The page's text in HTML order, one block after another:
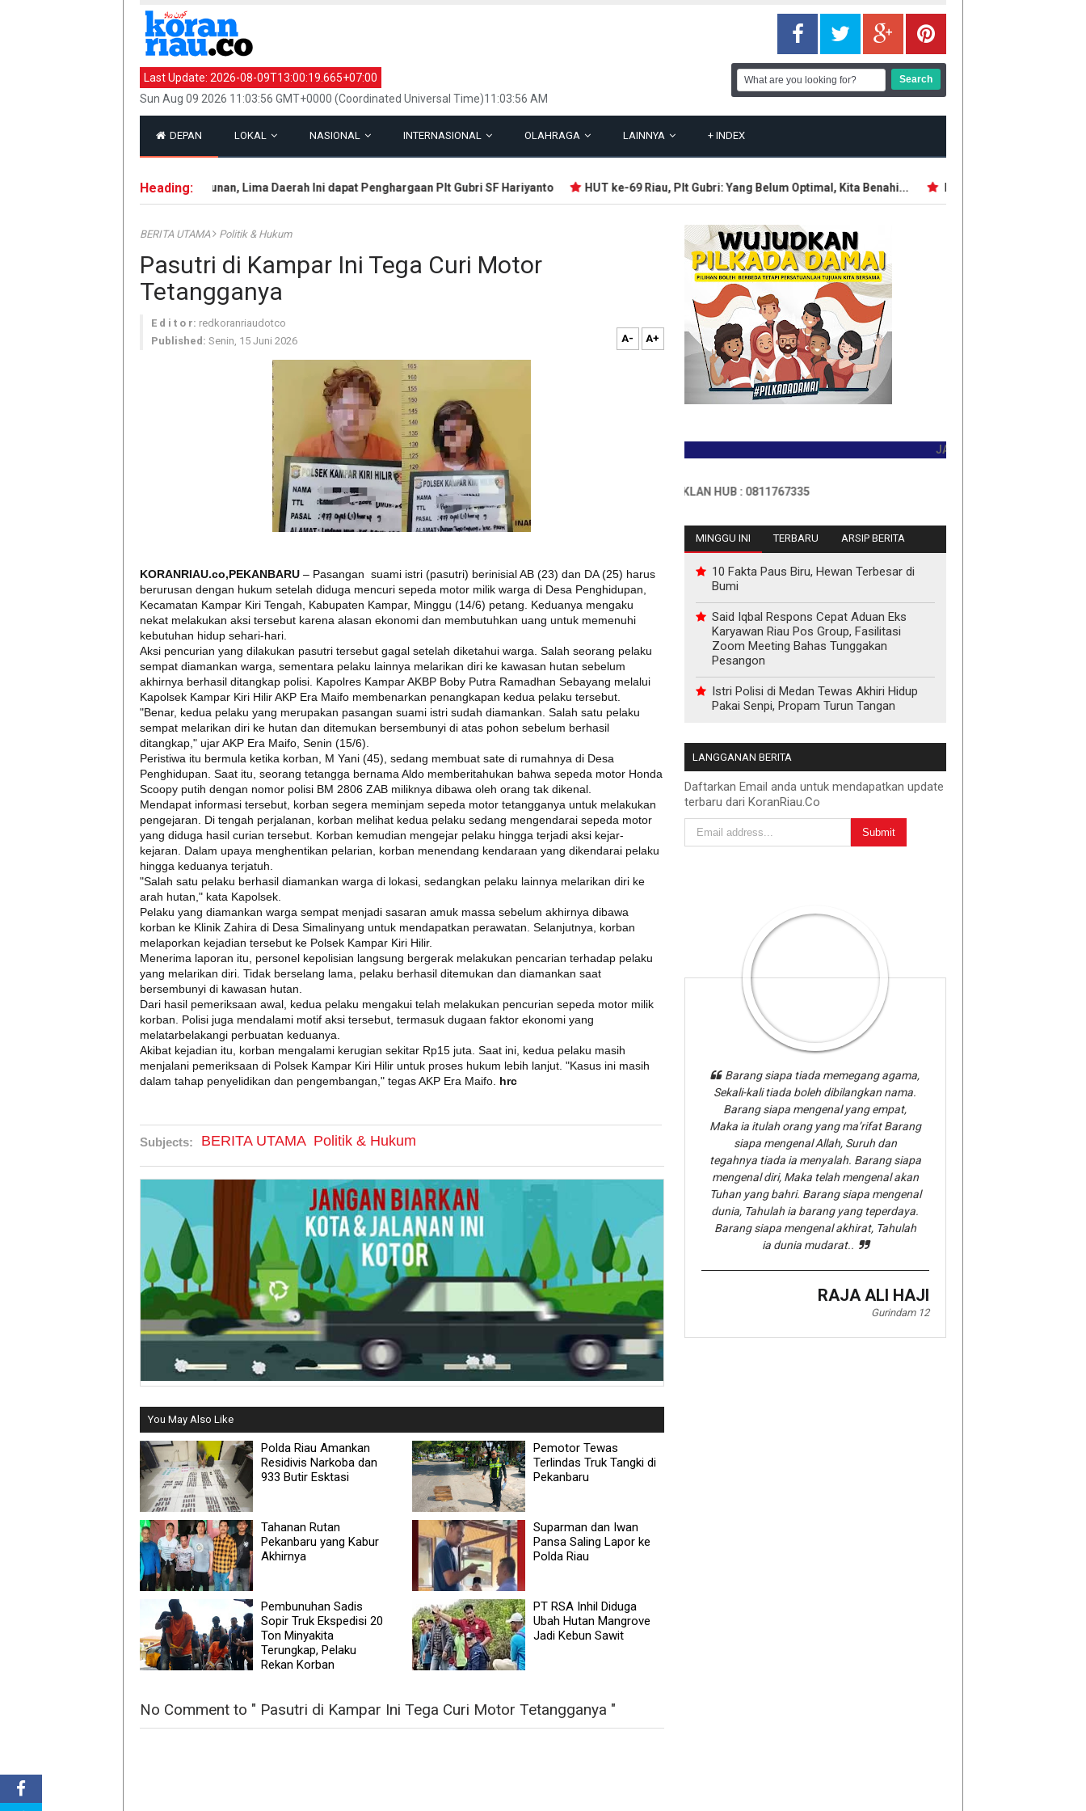
Last Update: 2026-08-09T13:00:19.665+07:00
Sun Aug 09 2026 11:03:56 GMT+0000 (Coordinated Universal Time)11:03:56 AM
DEPAN LOKAL NASIONAL INTERNASIONAL OLAHRAGA LAINNYA + INDEX
Heading:
Terbaik dalam Pembangunan, Lima Daerah Ini dapat Penghargaan Plt Gubri SF Hariyanto HUT ke-69 Riau, Plt Gubri: Yang Belum Optimal, Kita Benahi... Intelijen AS: Rusia
BERITA UTAMA Politik & Hukum
Pasutri di Kampar Ini Tega Curi Motor
Tetangganya
E d i t o r: redkoranriaudotco
Published: Senin, 15 Juni 2026 A- A+
KORANRIAU.co,PEKANBARU – Pasangan suami istri (pasutri) berinisial AB (23) dan DA (25) harus
berurusan dengan hukum setelah diduga mencuri sepeda motor milik warga di Desa Penghidupan,
Kecamatan Kampar Kiri Tengah, Kabupaten Kampar, Minggu (14/6) petang. Keduanya mengaku
nekat melakukan aksi tersebut karena alasan ekonomi dan membutuhkan uang untuk memenuhi
kebutuhan hidup sehari-hari.
Aksi pencurian yang dilakukan pasutri tersebut gagal setelah diketahui warga. Salah seorang pelaku
sempat diamankan warga, sementara pelaku lainnya melarikan diri ke kawasan hutan sebelum
akhirnya berhasil ditangkap polisi. Kapolres Kampar AKBP Boby Putra Ramadhan Sebayang melalui
Kapolsek Kampar Kiri Hilir AKP Era Maifo membenarkan penangkapan kedua pelaku tersebut.
"Benar, kedua pelaku yang merupakan pasangan suami istri sudah diamankan. Salah satu pelaku
sempat melarikan diri ke hutan dan ditemukan bersembunyi di atas pohon sebelum berhasil
ditangkap," ujar AKP Era Maifo, Senin (15/6).
Peristiwa itu bermula ketika korban, M Yani (45), sedang membuat sate di rumahnya di Desa
Penghidupan. Saat itu, seorang tetangga bernama Aldo memberitahukan bahwa sepeda motor Honda
Scoopy putih dengan nomor polisi BM 2806 ZAB miliknya dibawa oleh orang tak dikenal.
Mendapat informasi tersebut, korban segera meminjam sepeda motor tetangganya untuk melakukan
pengejaran. Di tengah perjalanan, korban melihat kedua pelaku sedang mengendarai sepeda motor
yang diduga hasil curian tersebut. Korban kemudian mengejar pelaku hingga terjadi aksi kejar-
kejaran. Dalam upaya menghentikan pelarian, korban menendang kendaraan yang dikendarai pelaku
hingga keduanya terjatuh.
"Salah satu pelaku berhasil diamankan warga di lokasi, sedangkan pelaku lainnya melarikan diri ke
arah hutan," kata Kapolsek.
Pelaku yang diamankan warga sempat menjadi sasaran amuk massa sebelum akhirnya dibawa
korban ke Klinik Zahira di Desa Simalinyang untuk mendapatkan perawatan. Selanjutnya, korban
melaporkan kejadian tersebut ke Polsek Kampar Kiri Hilir.
Menerima laporan itu, personel kepolisian langsung bergerak melakukan pencarian terhadap pelaku
yang melarikan diri. Tidak berselang lama, pelaku berhasil ditemukan dan diamankan saat
bersembunyi di kawasan hutan.
Dari hasil pemeriksaan awal, kedua pelaku mengakui telah melakukan pencurian sepeda motor milik
korban. Polisi juga mendalami motif aksi tersebut, termasuk dugaan faktor ekonomi yang
melatarbelakangi perbuatan keduanya.
Akibat kejadian itu, korban mengalami kerugian sekitar Rp15 juta. Saat ini, kedua pelaku masih
menjalani pemeriksaan di Polsek Kampar Kiri Hilir untuk proses hukum lebih lanjut. "Kasus ini masih
dalam tahap penyelidikan dan pengembangan," tegas AKP Era Maifo. hrc
Subjects: BERITA UTAMA Politik & Hukum
You May Also Like
Polda Riau Amankan
Residivis Narkoba dan
933 Butir Esktasi
Pemotor Tewas
Terlindas Truk Tangki di
Pekanbaru
Tahanan Rutan
Pekanbaru yang Kabur
Akhirnya
Suparman dan Iwan
Pansa Saling Lapor ke
Polda Riau
Pembunuhan Sadis
Sopir Truk Ekspedisi 20
Ton Minyakita
Terungkap, Pelaku
Rekan Korban
PT RSA Inhil Diduga
Ubah Hutan Mangrove
Jadi Kebun Sawit
No Comment to " Pasutri di Kampar Ini Tega Curi Motor Tetangganya "
JADILAH PEMBACA PERTAMA
INFO PEMASANGAN IKLAN HUB : 0811767335
MINGGU INI TERBARU ARSIP BERITA
10 Fakta Paus Biru, Hewan Terbesar di
Bumi
Said Iqbal Respons Cepat Aduan Eks
Karyawan Riau Pos Group, Fasilitasi
Zoom Meeting Bahas Tunggakan
Pesangon
Istri Polisi di Medan Tewas Akhiri Hidup
Pakai Senpi, Propam Turun Tangan
LANGGANAN BERITA
Daftarkan Email anda untuk mendapatkan update
terbaru dari KoranRiau.Co
Barang siapa tiada memegang agama,
Sekali-kali tiada boleh dibilangkan nama.
Barang siapa mengenal yang empat,
Maka ia itulah orang yang ma’rifat Barang
siapa mengenal Allah, Suruh dan
tegahnya tiada ia menyalah. Barang siapa
mengenal diri, Maka telah mengenal akan
Tuhan yang bahri. Barang siapa mengenal
dunia, Tahulah ia barang yang teperdaya.
Barang siapa mengenal akhirat, Tahulah
ia dunia mudarat..
RAJA ALI HAJI
Gurindam 12